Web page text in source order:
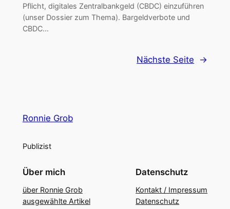
Pflicht, digitales Zentralbankgeld (CBDC) einzuführen
(unser Dossier zum Thema). Bargeldverbote und
CBDC…
Nächste Seite →
Ronnie Grob
Publizist
Über mich
über Ronnie Grob
ausgewählte Artikel
Datenschutz
Kontakt / Impressum
Datenschutz